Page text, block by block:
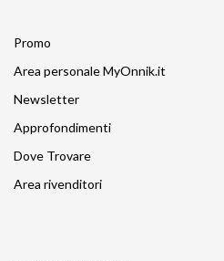
Promo
Area personale MyOnnik.it
Newsletter
Approfondimenti
Dove Trovare
Area rivenditori